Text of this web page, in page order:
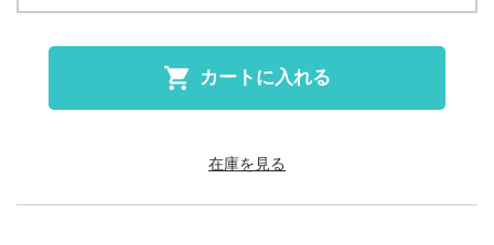
カートに入れる
在庫を見る